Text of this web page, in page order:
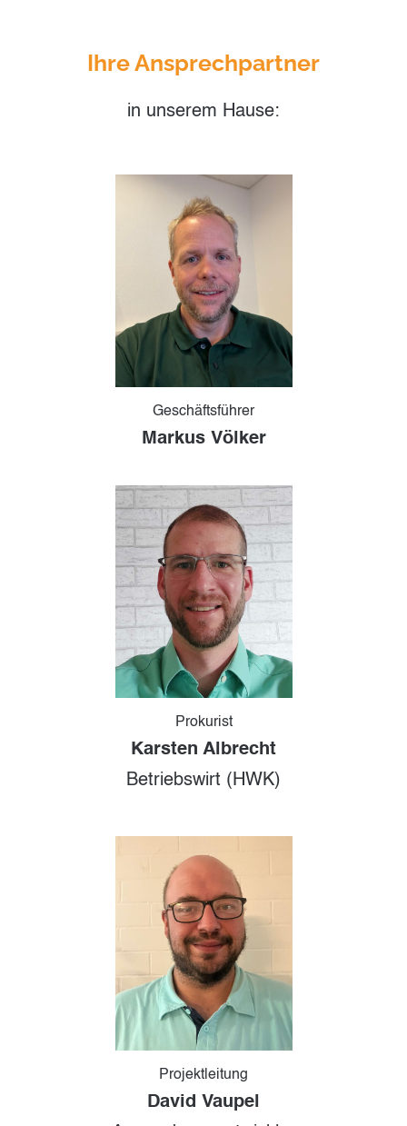
Ihre Ansprechpartner
in unserem Hause:
Geschäftsführer
Markus Völker
Prokurist
Karsten Albrecht
Betriebswirt (HWK)
Projektleitung
David Vaupel